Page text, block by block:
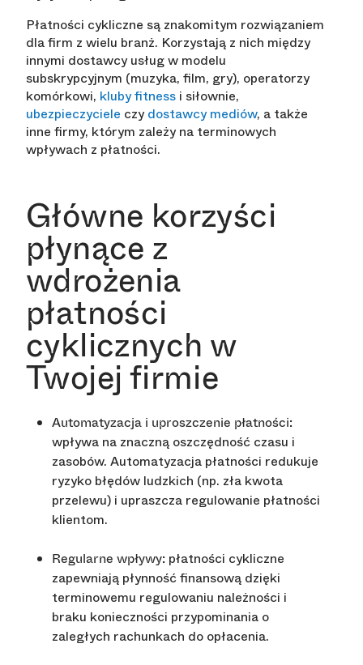
Płatności cykliczne są znakomitym rozwiązaniem
dla firm z wielu branż. Korzystają z nich między
innymi dostawcy usług w modelu
subskrypcyjnym (muzyka, film, gry), operatorzy
komórkowi, kluby fitness i siłownie,
ubezpieczyciele czy dostawcy mediów, a także
inne firmy, którym zależy na terminowych
wpływach z płatności.
Główne korzyści
płynące z
wdrożenia
płatności
cyklicznych w
Twojej firmie
Automatyzacja i uproszczenie płatności:
wpływa na znaczną oszczędność czasu i
zasobów. Automatyzacja płatności redukuje
ryzyko błędów ludzkich (np. zła kwota
przelewu) i upraszcza regulowanie płatności
klientom.
Regularne wpływy: płatności cykliczne
zapewniają płynność finansową dzięki
terminowemu regulowaniu należności i
braku konieczności przypominania o
zaległych rachunkach do opłacenia.